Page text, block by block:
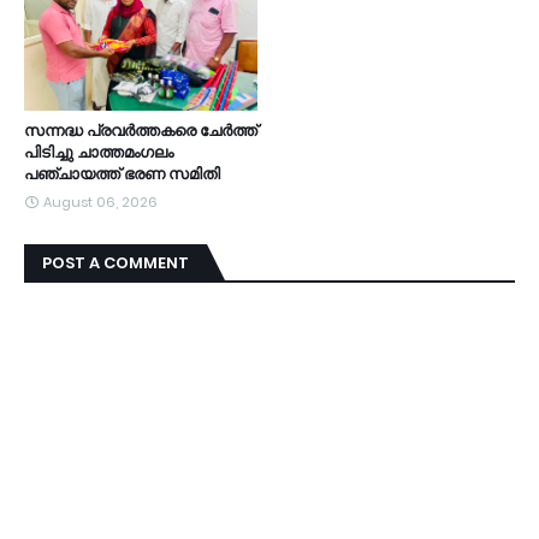
സന്നദ്ധ പ്രവർത്തകരെ ചേർത്ത്
പിടിച്ചു ചാത്തമംഗലം
പഞ്ചായത്ത്‌ ഭരണ സമിതി
August 06, 2026
POST A COMMENT